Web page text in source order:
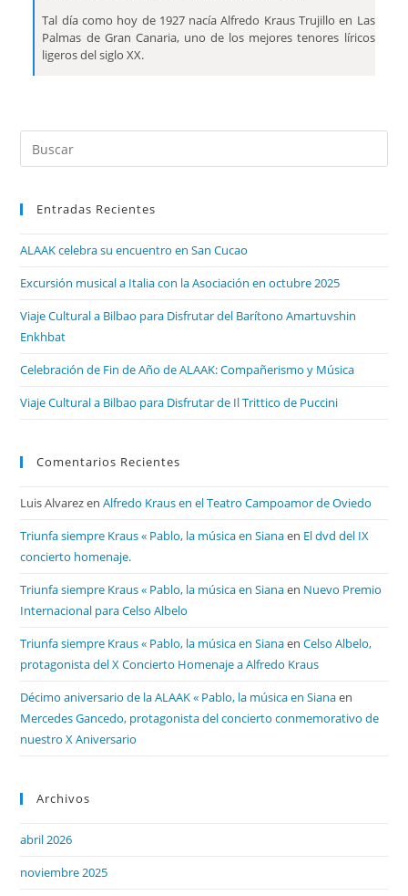
Tal día como hoy de 1927 nacía Alfredo Kraus Trujillo en Las
Palmas de Gran Canaria, uno de los mejores tenores líricos
ligeros del siglo XX.
Entradas Recientes
ALAAK celebra su encuentro en San Cucao
Excursión musical a Italia con la Asociación en octubre 2025
Viaje Cultural a Bilbao para Disfrutar del Barítono Amartuvshin
Enkhbat
Celebración de Fin de Año de ALAAK: Compañerismo y Música
Viaje Cultural a Bilbao para Disfrutar de Il Trittico de Puccini
Comentarios Recientes
Luis AlvarezenAlfredo Kraus en el Teatro Campoamor de Oviedo
Triunfa siempre Kraus « Pablo, la música en Sianaen El dvd del IX
concierto homenaje.
Triunfa siempre Kraus « Pablo, la música en Sianaen Nuevo Premio
Internacional para Celso Albelo
Triunfa siempre Kraus « Pablo, la música en SianaenCelso Albelo,
protagonista del X Concierto Homenaje a Alfredo Kraus
Décimo aniversario de la ALAAK « Pablo, la música en Sianaen
Mercedes Gancedo, protagonista del concierto conmemorativo de
nuestro X Aniversario
Archivos
abril 2026
noviembre 2025